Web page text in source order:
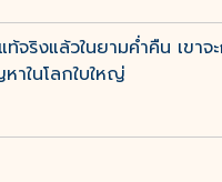
งแล้วในยามค่ำคืน เขาจ
าในโลกใบใหญ่